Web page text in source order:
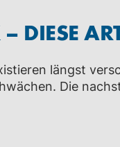
DIESE
längst
Die